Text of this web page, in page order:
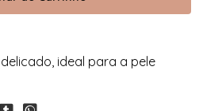
ideal para a pele